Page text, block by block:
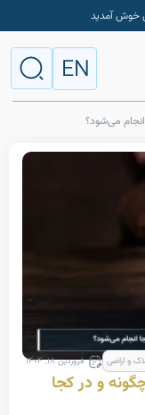
۱۸, ۱۴۰۴
و در کجا